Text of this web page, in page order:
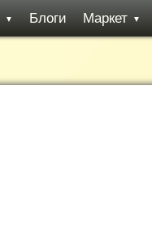
▼ Блоги Маркет ▼